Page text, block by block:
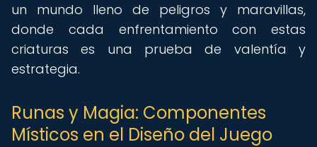
un mundo lleno de peligros y maravillas,
donde cada enfrentamiento con estas
criaturas es una prueba de valentía y
estrategia.
Runas y Magia: Componentes
Místicos en el Diseño del Juego